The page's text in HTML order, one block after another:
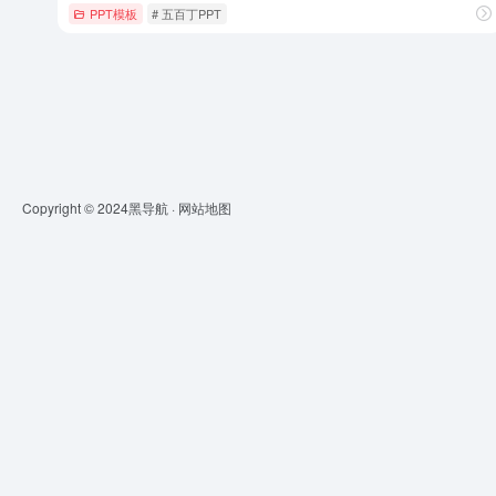
PPT模板 # 五百丁PPT
Copyright © 2024黑导航 · 网站地图